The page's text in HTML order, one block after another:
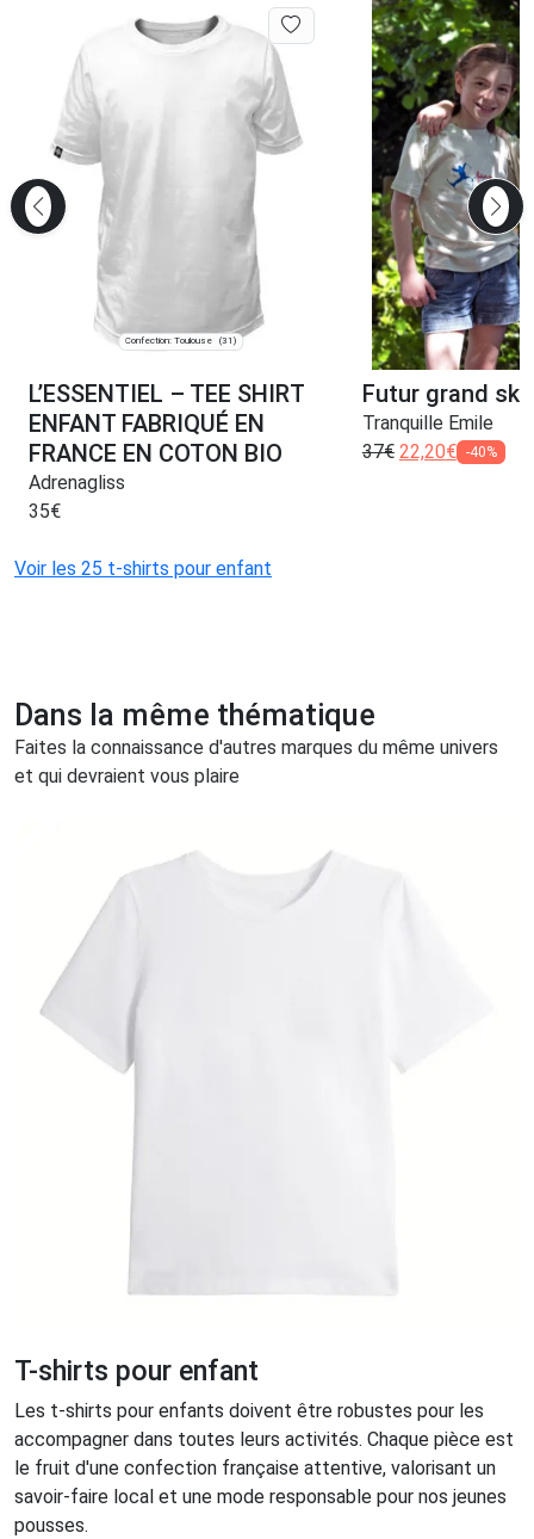
Confection: Toulouse (31)
L’ESSENTIEL – TEE SHIRT
ENFANT FABRIQUÉ EN
FRANCE EN COTON BIO
Adrenagliss
35€
Futur grand
Tranquille Emile
37€ 22,20€ -40%
Voir les 25 t-shirts pour enfant
Dans la même thématique
Faites la connaissance d'autres marques du même univers
et qui devraient vous plaire
T-shirts pour enfant
Les t-shirts pour enfants doivent être robustes pour les
accompagner dans toutes leurs activités. Chaque pièce est
le fruit d'une confection française attentive, valorisant un
savoir-faire local et une mode responsable pour nos jeunes
pousses.